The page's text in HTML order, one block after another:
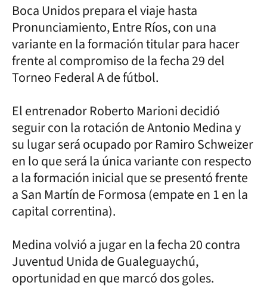
Boca Unidos prepara el viaje hasta
Pronunciamiento, Entre Ríos, con una
variante en la formación titular para hacer
frente al compromiso de la fecha 29 del
Torneo Federal A de fútbol.
El entrenador Roberto Marioni decidió
seguir con la rotación de Antonio Medina y
su lugar será ocupado por Ramiro Schweizer
en lo que será la única variante con respecto
a la formación inicial que se presentó frente
a San Martín de Formosa (empate en 1 en la
capital correntina).
Medina volvió a jugar en la fecha 20 contra
Juventud Unida de Gualeguaychú,
oportunidad en que marcó dos goles.